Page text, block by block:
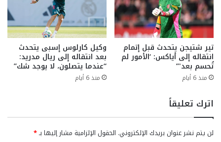
تير شتيجن يتحدث قبل إتمام
انتقاله إلى أياكس: ‘الأمور لم
تُحسم بعد'”
منذ 6 أيام
وكيل كارلوس إسبى يتحدث
بعد انتقاله إلى ريال مدريد:
“عندما يتصلون، لا يوجد شك”
منذ 6 أيام
اترك تعليقاً
لن يتم نشر عنوان بريدك الإلكتروني. الحقول الإلزامية مشار إليها بـ*